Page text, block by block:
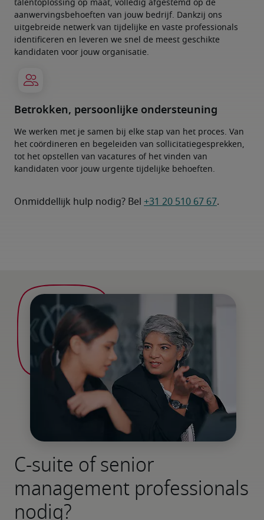
talentoplossing op maat, volledig afgestemd op de
aanwervingsbehoeften van jouw bedrijf. Dankzij ons
uitgebreide netwerk van tijdelijke en vaste professionals
identificeren en leveren we snel de meest geschikte
kandidaten voor jouw organisatie.
Betrokken, persoonlijke ondersteuning
We werken met je samen bij elke stap van het proces. Van
het coördineren en begeleiden van sollicitatiegesprekken,
tot het opstellen van vacatures of het vinden van
kandidaten voor jouw urgente tijdelijke behoeften.
Onmiddellijk hulp nodig? Bel +31 20 510 67 67.
C-suite of senior
management professionals
nodig?